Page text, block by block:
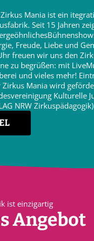
Mania ist ein
Seit 15 Jahren
Freude, Liebe und
freuen wir uns den
zu begrüßen: mit
und vieles mehr!
Zirkus Mania wird
Kulturelle
NRW Zirkuspädagogik)
ist einzigartig
Angebot